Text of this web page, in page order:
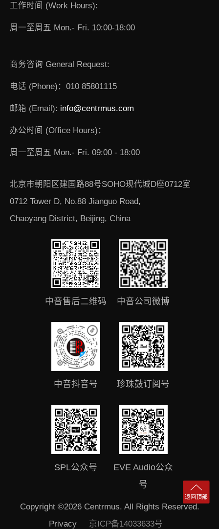
工作时间 (Work Hours):
周一至周五 Mon.- Fri. 10:00-18:00
商务咨询 General Request:
电话 (Phone)：010 85801115
邮箱 (Email): info@centrmus.com
办公时间 (Office Hours)：
周一至周五 Mon.- Fri. 09:00 - 18:00
北京市朝阳区建国路88号SOHO现代城D座0712室
0712 Tower D, No.88 Jianguo Road,
Chaoyang District, Beijing, China
中音售后二维码 中音公司微博
中音抖音号 珍珠鼓订阅号
SPL公众号
EVE Audio公众
号
Copyright ©2026 Centrmus. All Rights Reserved.
Privacy 京ICP备14033633号